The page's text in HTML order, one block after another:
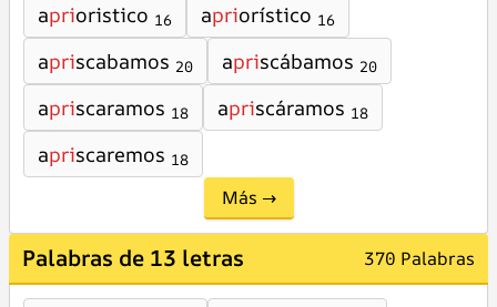
aprioristico 16 apriorístico 16
apriscabamos 20 apriscábamos 20
apriscaramos 18 apriscáramos 18
apriscaremos 18
Más →
Palabras de 13 letras 370 Palabras